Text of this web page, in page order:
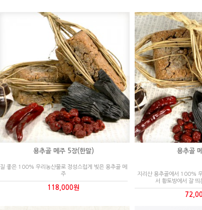
용추골 메주 5장(한말)
질 좋은 100% 우리농산물로 정성스럽게 빚은 용추골 메
주
118,000원
용추골
지리산 용추골에서 100%
서 황토방에서 잘 띄